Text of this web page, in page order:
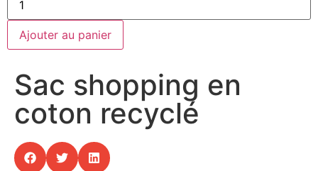
Ajouter au panier
Sac shopping en
coton recyclé